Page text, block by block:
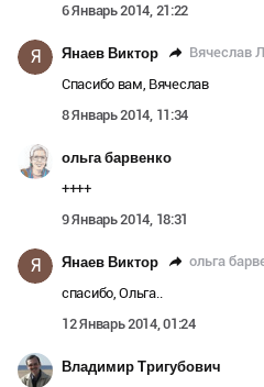
6 Январь 2014, 21:22
Я Янаев Виктор Вячеслав
Спасибо вам, Вячеслав
8 Январь 2014, 11:34
ольга барвенко
++++
9 Январь 2014, 18:31
Я Янаев Виктор ольга
спасибо, Ольга..
12 Январь 2014, 01:24
Владимир Тригубович